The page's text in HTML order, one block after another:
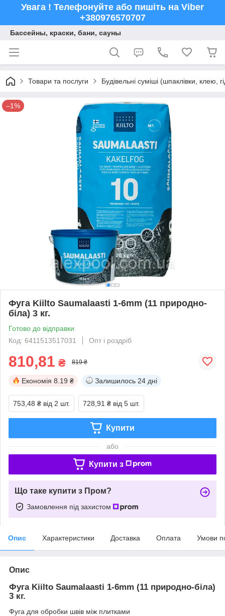
Увага ! Телефонуйте або пишіть на Viber
+380976570707
Бассейны, краски, бани, сауны
Товари та послуги Будівельні суміші (шпаклівки, клею,
–1%
Фуга Kiilto Saumalaasti 1-6mm (11 природно-
біла) 3 кг.
Готово до відправки
Код: 6411513517031
Опт і роздріб
810,81 ₴ 819 ₴
Економія 8.19 ₴ Залишилось 24 дні
753,48 ₴ від 2 шт. 728,91 ₴ від 5 шт.
Купити
або
Купити з
Що таке купити з Пром?
Замовлення під захистом
Опис Характеристики Доставка Оплата Умови
Опис
Фуга Kiilto Saumalaasti 1-6mm (11 природно-біла)
3 кг.
Фуга для обробки швів між плитками